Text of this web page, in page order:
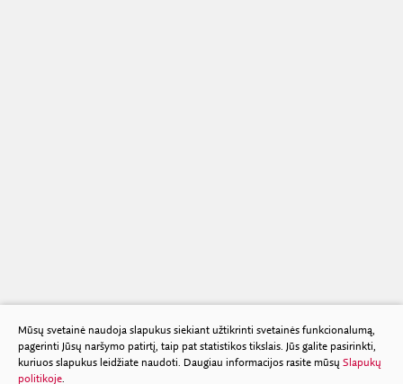
Mūsų svetainė naudoja slapukus siekiant užtikrinti svetainės funkcionalumą,
pagerinti Jūsų naršymo patirtį, taip pat statistikos tikslais. Jūs galite pasirinkti,
kuriuos slapukus leidžiate naudoti. Daugiau informacijos rasite mūsų Slapukų
politikoje.